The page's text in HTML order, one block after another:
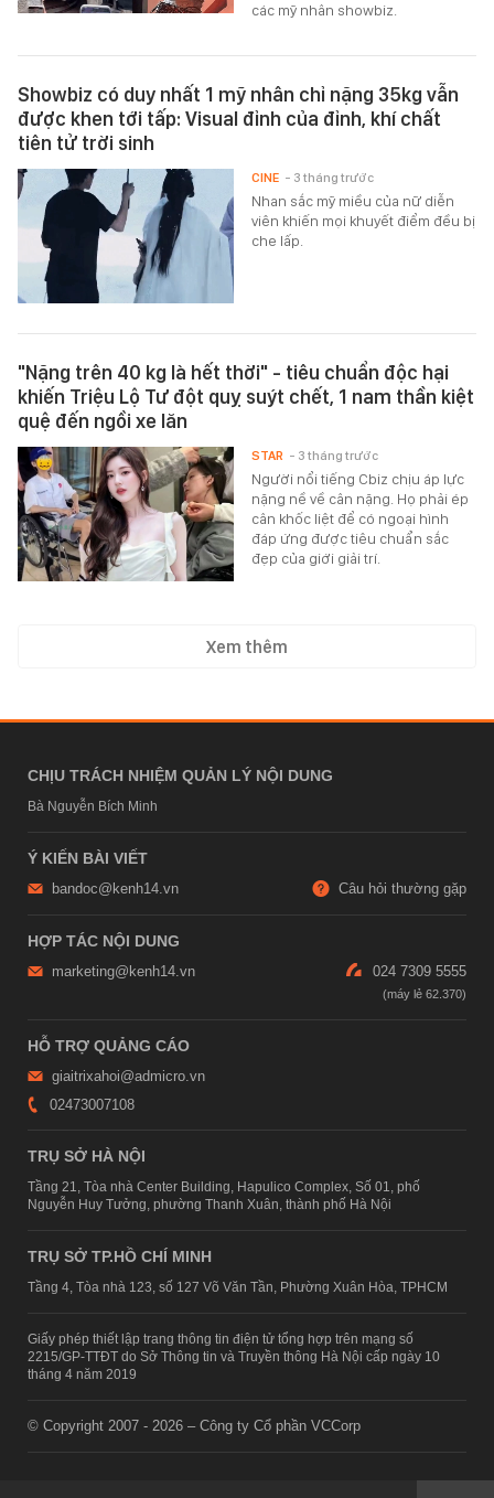
các mỹ nhân showbiz.
Showbiz có duy nhất 1 mỹ nhân chỉ nặng 35kg vẫn
được khen tới tấp: Visual đỉnh của đỉnh, khí chất
tiên tử trời sinh
Nhan sắc mỹ miều của nữ diễn
viên khiến mọi khuyết điểm đều bị
che lấp.
CINE - 3 tháng trước
"Nặng trên 40 kg là hết thời" - tiêu chuẩn độc hại
khiến Triệu Lộ Tư đột quỵ suýt chết, 1 nam thần kiệt
quệ đến ngồi xe lăn
Người nổi tiếng Cbiz chịu áp lực
nặng nề về cân nặng. Họ phải ép
cân khốc liệt để có ngoại hình
đáp ứng được tiêu chuẩn sắc
đẹp của giới giải trí.
STAR - 3 tháng trước
Xem thêm
CHỊU TRÁCH NHIỆM QUẢN LÝ NỘI DUNG
Bà Nguyễn Bích Minh
Ý KIẾN BÀI VIẾT
bandoc@kenh14.vn Câu hỏi thường gặp
HỢP TÁC NỘI DUNG
marketing@kenh14.vn 024 7309 5555
HỖ TRỢ QUẢNG CÁO
giaitrixahoi@admicro.vn
02473007108
TRỤ SỞ HÀ NỘI
Tầng 21, Tòa nhà Center Building, Hapulico Complex, Số 01, phố
Nguyễn Huy Tưởng, phường Thanh Xuân, thành phố Hà Nội
TRỤ SỞ TP.HỒ CHÍ MINH
Tầng 4, Tòa nhà 123, số 127 Võ Văn Tần, Phường Xuân Hòa, TPHCM
Giấy phép thiết lập trang thông tin điện tử tổng hợp trên mạng số
2215/GP-TTĐT do Sở Thông tin và Truyền thông Hà Nội cấp ngày 10
tháng 4 năm 2019
© Copyright 2007 - 2026 – Công ty Cổ phần VCCorp